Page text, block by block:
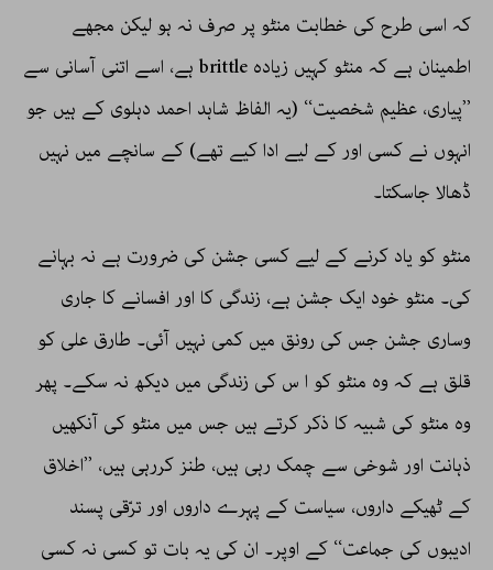
کہ اسی طرح کی خطابت منٹو پر صرف نہ ہو لیکن مجھے
اطمینان ہے کہ منٹو کہیں زیادہ brittle ہے، اسے اتنی آسانی سے
’’پیاری، عظیم شخصیت‘‘ (یہ الفاظ شاہد احمد دہلوی کے ہیں جو
انہوں نے کسی اور کے لیے ادا کیے تھے) کے سانچے میں نہیں
ڈھالا جاسکتا۔
منٹو کو یاد کرنے کے لیے کسی جشن کی ضرورت ہے نہ بہانے
کی۔ منٹو خود ایک جشن ہے، زندگی کا اور افسانے کا جاری
وساری جشن جس کی رونق میں کمی نہیں آئی۔ طارق علی کو
قلق ہے کہ وہ منٹو کو ا س کی زندگی میں دیکھ نہ سکے۔ پھر
وہ منٹو کی شبیہ کا ذکر کرتے ہیں جس میں منٹو کی آنکھیں
ذہانت اور شوخی سے چمک رہی ہیں، طنز کررہی ہیں، ’’اخلاق
کے ٹھیکے داروں، سیاست کے پہرے داروں اور ترّقی پسند
ادیبوں کی جماعت‘‘ کے اوپر۔ ان کی یہ بات تو کسی نہ کسی